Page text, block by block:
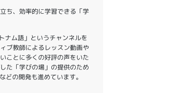
ち、効率的に学習できる「学
ナム語」というチャンネルを
ブ教師によるレッスン動画や
ことに多くの好評の声をいた
た「学びの場」の提供のため
どの開発も進めています。